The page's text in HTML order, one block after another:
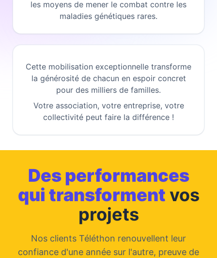
les moyens de mener le combat contre les
maladies génétiques rares.
Cette mobilisation exceptionnelle transforme
la générosité de chacun en espoir concret
pour des milliers de familles.
Votre association, votre entreprise, votre
collectivité peut faire la différence !
Des performances
qui transforment vos
projets
Nos clients Téléthon renouvellent leur
confiance d'une année sur l'autre, preuve de